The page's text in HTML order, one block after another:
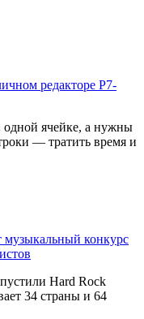
редакторе Р7-
одной ячейке, а нужны
— тратить время и
музыкальный конкурс
Hard Rock
34 страны и 64